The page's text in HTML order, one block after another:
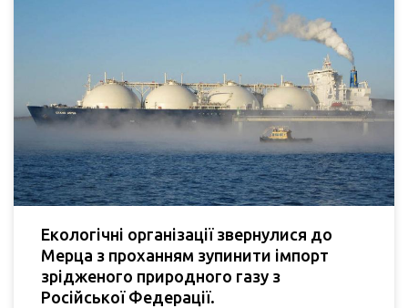
Екологічні організації звернулися до
Мерца з проханням зупинити імпорт
зрідженого природного газу з
Російської Федерації.